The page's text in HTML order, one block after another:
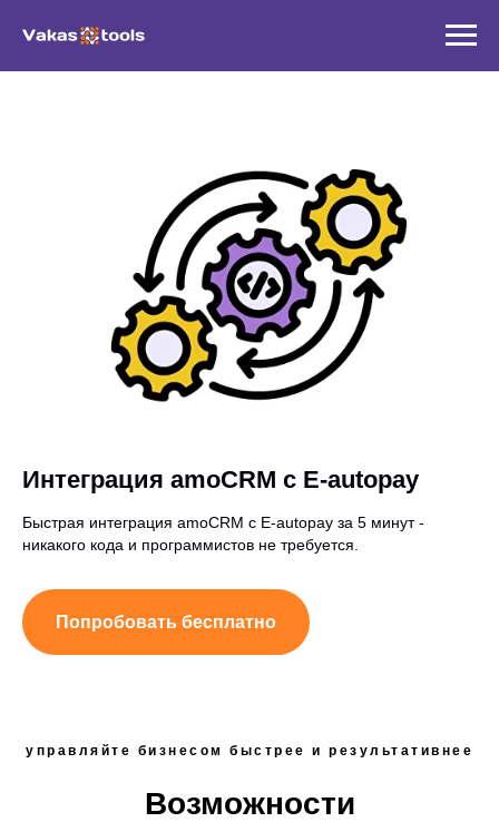
Интеграция amoCRM с E-autopay
Быстрая интеграция amoCRM с E-autopay за 5 минут -
никакого кода и программистов не требуется.
Попробовать бесплатно
управляйте бизнесом быстрее и результативнее
Возможности